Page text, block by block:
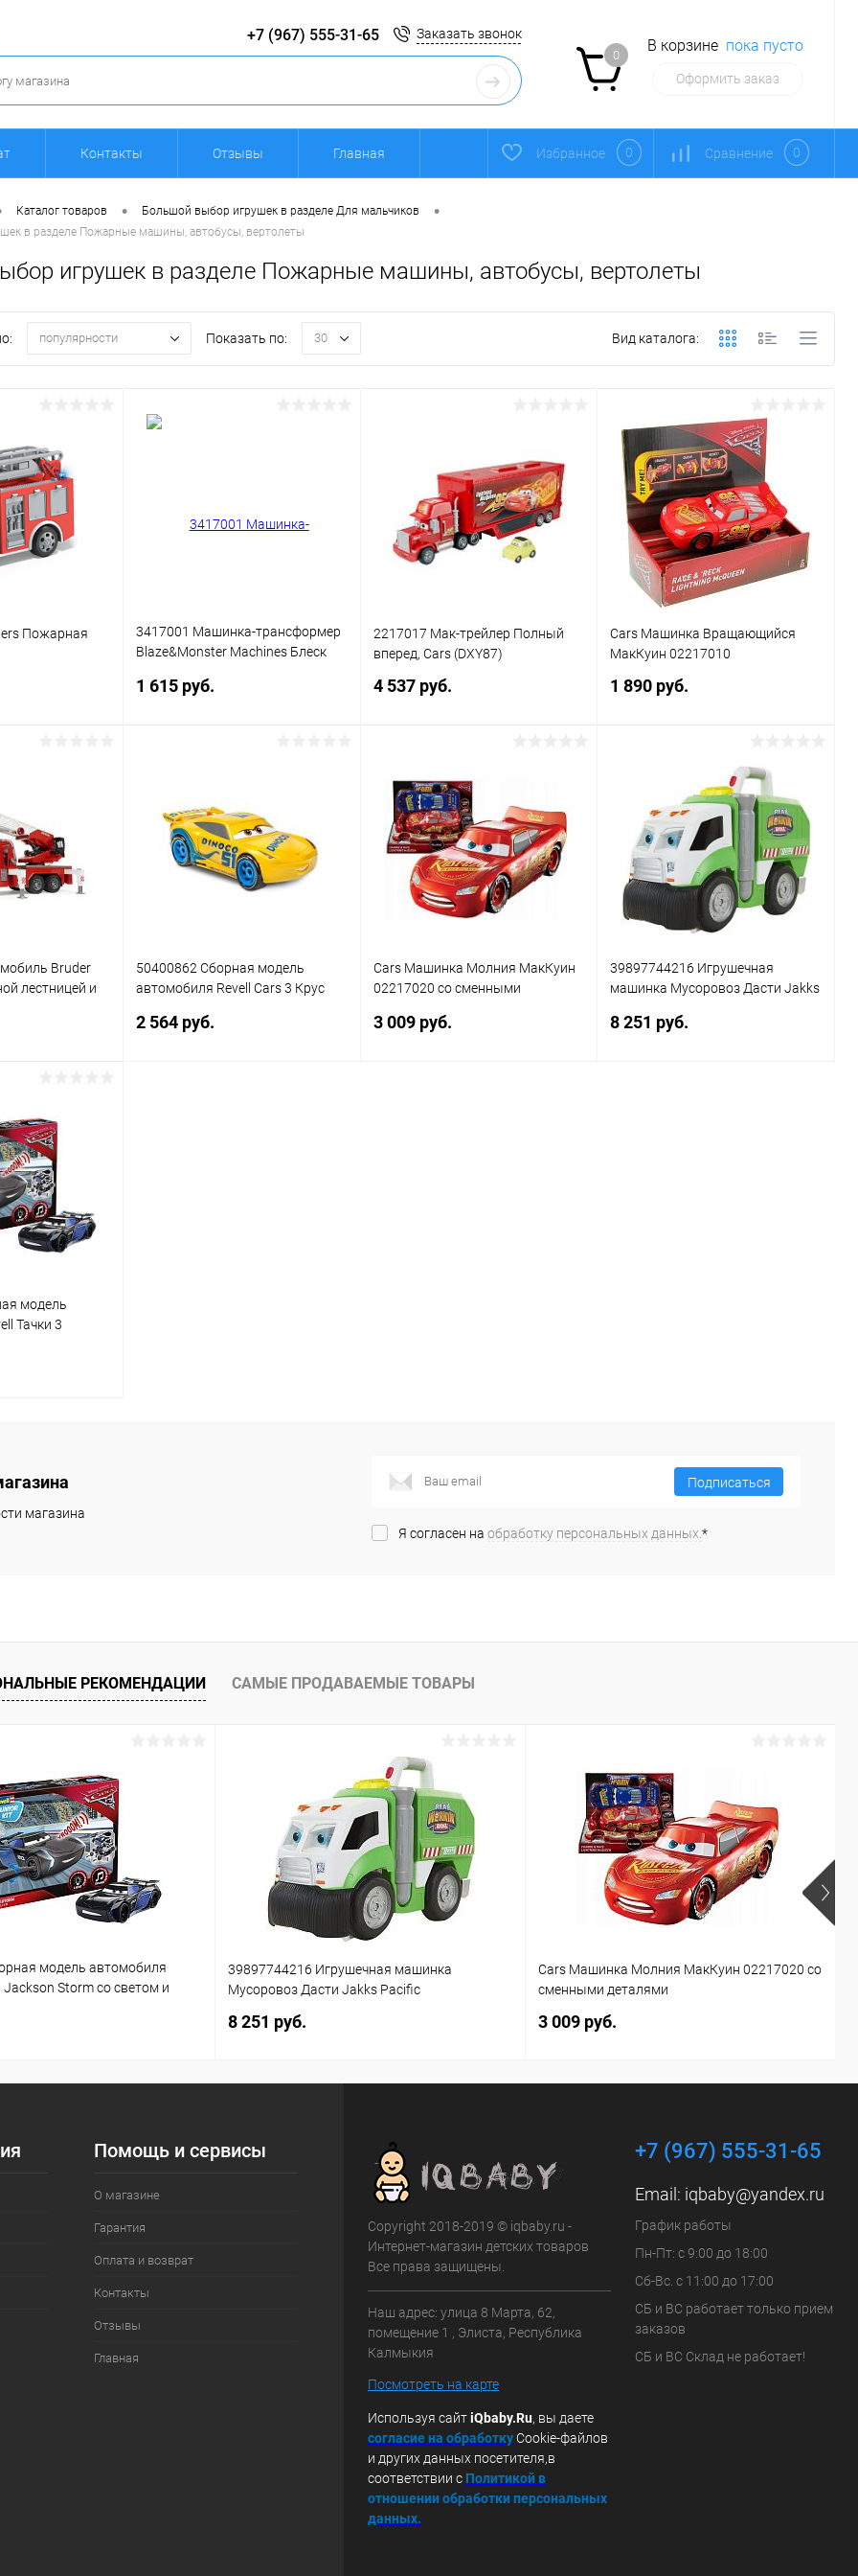
+7 (967) 555-31-65 Заказать звонок
0
В корзине пока пусто
Оформить заказ
Контакты Отзывы Главная Избранное 0 Сравнение 0
Каталог товаров • Большой выбор игрушек в разделе Для мальчиков •
в разделе Пожарные машины, автобусы, вертолеты
игрушек в разделе Пожарные машины, автобусы, вертолеты
популярности Показать по: 30 Вид каталога:
Пожарная
Недоступно
3417001 Машинка-трансформер
Blaze&Monster Machines Блеск
1 615 руб.
Купить в 1 клик
В избранное Недоступно
2217017 Мак-трейлер Полный
вперед, Cars (DXY87)
4 537 руб.
Купить в 1 клик Сравнение
В избранное Недоступно
Cars Машинка Вращающийся
МакКуин 02217010
1 890 руб.
Подписаться
Купить в 1 клик Сравнение
В избранное Недоступно
Bruder
лестницей и
Сравнение
Недоступно
50400862 Сборная модель
автомобиля Revell Cars 3 Крус
2 564 руб.
Cars Машинка Молния МакКуин
02217020 со сменными
3 009 руб.
39897744216 Игрушечная
машинка Мусоровоз Дасти Jakks
8 251 руб.
модель
Тачки 3
Сравнение
Недоступно
магазина
Подписаться
Я согласен на обработку персональных данных. *
РЕКОМЕНДАЦИИ САМЫЕ ПРОДАВАЕМЫЕ ТОВАРЫ
модель автомобиля
Jackson Storm со светом и
39897744216 Игрушечная машинка
Мусоровоз Дасти Jakks Pacific
8 251 руб.
Cars Машинка Молния МакКуин 02217020 со
сменными деталями
3 009 руб.
Помощь и сервисы
О магазине
Гарантия
Оплата и возврат
Контакты
Отзывы
Главная
Copyright 2018-2019 © iqbaby.ru -
Интернет-магазин детских товаров
Все права защищены.
Наш адрес: улица 8 Марта, 62,
помещение 1 , Элиста, Республика
Калмыкия
Посмотреть на карте
Используя сайтiQbaby.Ru, вы даете
согласие на обработку Cookie-файлов
и других данных посетителя,в
соответствии с Политикой в
отношении обработки персональных
данных.
+7 (967) 555-31-65
Email: iqbaby@yandex.ru
График работы
Пн-Пт: с 9:00 до 18:00
Сб-Вс. с 11:00 до 17:00
СБ и ВС работает только прием
заказов
СБ и ВС Склад не работает!